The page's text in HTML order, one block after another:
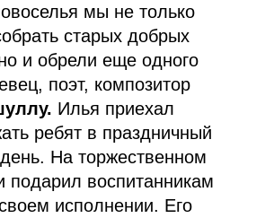
мы не только
старых добрых
и обрели еще одного
поэт, композитор
Илья приехал
ребят в праздничный
На торжественном
подарил воспитанникам
исполнении. Его